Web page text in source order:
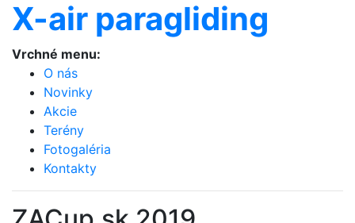
X-air paragliding
Vrchné menu:
O nás
Novinky
Akcie
Terény
Fotogaléria
Kontakty